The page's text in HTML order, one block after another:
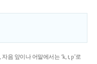
자음 앞이나 어말에서는 ‘k, t, p’로